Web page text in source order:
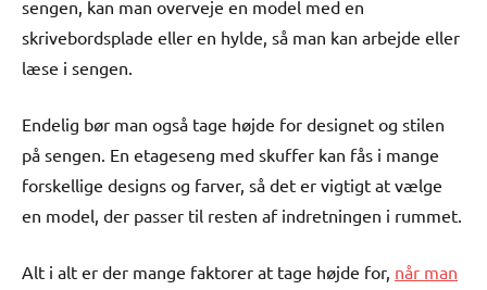
sengen, kan man overveje en model med en
skrivebordsplade eller en hylde, så man kan arbejde eller
læse i sengen.
Endelig bør man også tage højde for designet og stilen
på sengen. En etageseng med skuffer kan fås i mange
forskellige designs og farver, så det er vigtigt at vælge
en model, der passer til resten af indretningen i rummet.
Alt i alt er der mange faktorer at tage højde for, når man